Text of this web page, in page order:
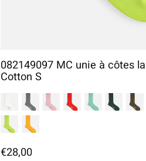
082149097 MC unie à côtes
Cotton S
€28,00